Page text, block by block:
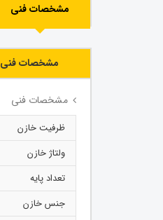
مشخصات فنی
مشخصات فنی
مشخصات فنی
ظرفیت خازن
ولتاژ خازن
تعداد پایه
جنس خازن